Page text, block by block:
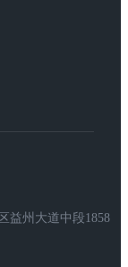
益州大道中段1858